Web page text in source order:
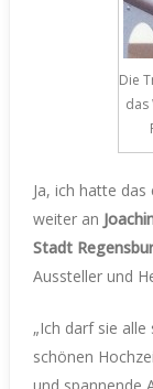
Die
das
Ja, ich hatte
weiter an
Stadt
Aussteller und
„Ich darf sie
schönen